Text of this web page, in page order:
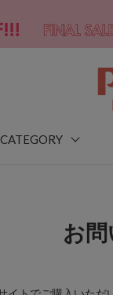
CATEGORY
お